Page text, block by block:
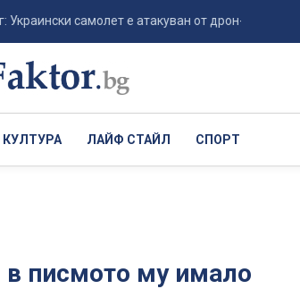
самолет е атакуван от дрон-камикадзе - детон...
КУЛТУРА ЛАЙФ СТАЙЛ СПОРТ
в писмото му имало